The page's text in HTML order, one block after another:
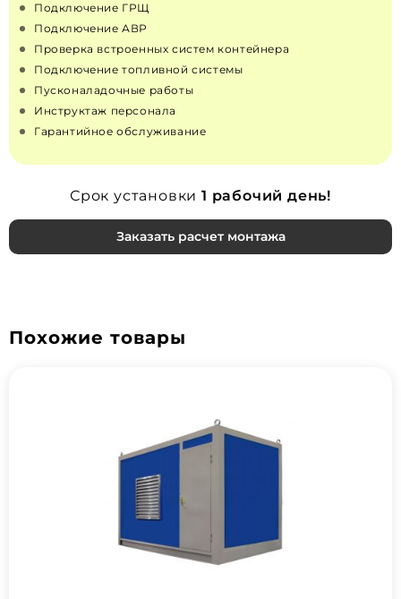
Подключение ГРЩ
Подключение АВР
Проверка встроенных систем контейнера
Подключение топливной системы
Пусконаладочные работы
Инструктаж персонала
Гарантийное обслуживание
Срок установки 1 рабочий день!
Заказать расчет монтажа
Похожие товары